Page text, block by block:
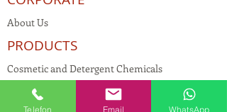
About Us
PRODUCTS
Cosmetic and Detergent Chemicals
Human Resources
Telefon Email WhatsApp